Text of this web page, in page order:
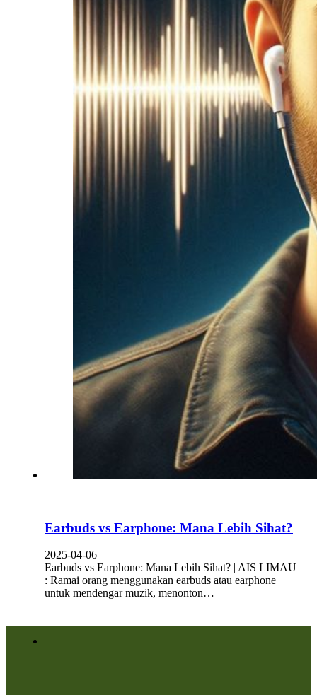
Earbuds vs Earphone: Mana Lebih Sihat?
2025-04-06
Earbuds vs Earphone: Mana Lebih Sihat? | AIS LIMAU
: Ramai orang menggunakan earbuds atau earphone
untuk mendengar muzik, menonton…